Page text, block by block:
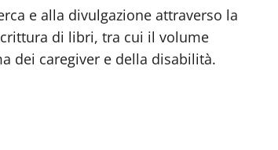
e alla divulgazione attraverso la
di libri, tra cui il volume
dei caregiver e della disabilità.